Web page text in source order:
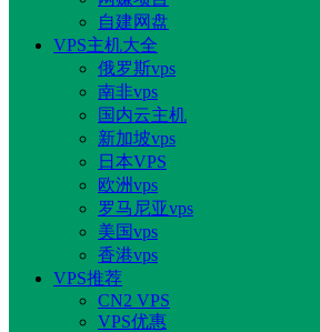
自建网盘
VPS主机大全
俄罗斯vps
南非vps
国内云主机
新加坡vps
日本VPS
欧洲vps
罗马尼亚vps
美国vps
香港vps
VPS推荐
CN2 VPS
VPS优惠